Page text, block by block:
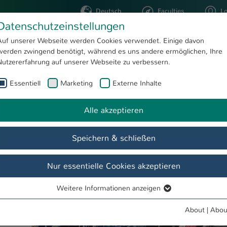
Deutsch Faculties
STUDYING
Hochschul-Campus Zweibrücken nimmt an lokalem Faschingsumzug teil
Show larger version
an
unserer Webseite werden Cookies verwendet. Einige davon
zwingend benötigt, während es uns andere ermöglichen, Ihre
auf unserer Webseite zu verbessern.
Essentiell Marketing Externe Inhalte
Alle akzeptieren
Speichern & schließen
Nur essentielle Cookies akzeptieren
Essentielle Cookies werden für grundlegende Funktionen der
Weitere Informationen anzeigen
About |